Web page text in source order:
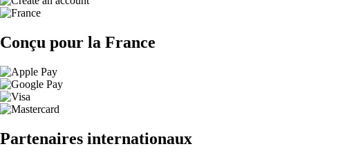
Conçu pour la France
Partenaires internationaux